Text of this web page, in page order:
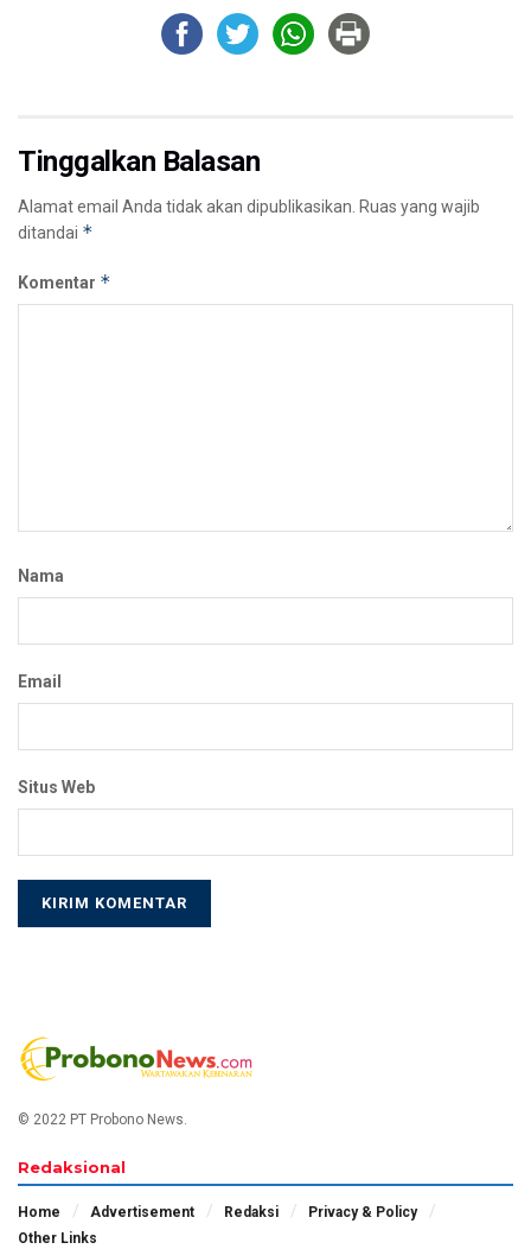
Tinggalkan Balasan
Alamat email Anda tidak akan dipublikasikan. Ruas yang wajib
ditandai *
Komentar *
Nama
Email
Situs Web
© 2022 PT Probono News.
Redaksional
Home Advertisement Redaksi
Privacy & Policy
Other Links